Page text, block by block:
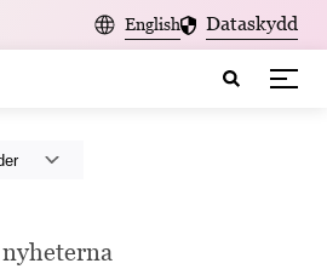
English Dataskydd
nyheterna